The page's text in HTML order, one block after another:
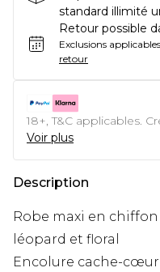
standard illimité
Retour possible
Exclusions
retour
18+, T&C applicables.
Voir plus
Description
Robe maxi en
léopard et floral
Encolure cache-